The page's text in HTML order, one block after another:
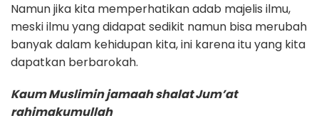
Namun jika kita memperhatikan adab majelis ilmu,
meski ilmu yang didapat sedikit namun bisa merubah
banyak dalam kehidupan kita, ini karena itu yang kita
dapatkan berbarokah.
Kaum Muslimin jamaah shalat Jum’at
rahimakumullah